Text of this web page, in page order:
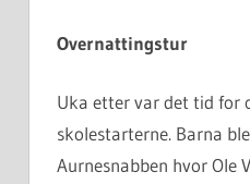
Overnattingstur
Uka etter var det tid for
skolestarterne. Barna
Aurnesnabben hvor Ole